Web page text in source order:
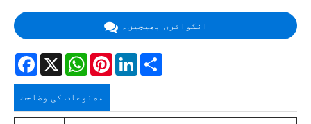
انکوائری بھیجیں۔
Facebook
X WhatsAppPinterestLinkedIn
مصنوعات کی وضاحت